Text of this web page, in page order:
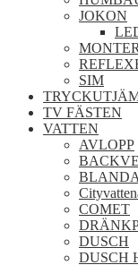
JOKON
SIM
TV FÄSTEN
VATTEN
AVLOPP
COMET
DUSCH
DUSCH